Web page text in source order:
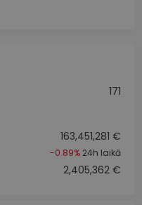
171
163,451,281 €
-0.89% 24h laikā
2,405,362 €